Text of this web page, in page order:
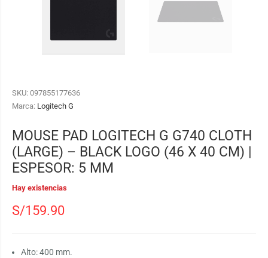
SKU: 097855177636
Marca: Logitech G
MOUSE PAD LOGITECH G G740 CLOTH
(LARGE) – BLACK LOGO (46 X 40 CM) |
ESPESOR: 5 MM
Hay existencias
S/159.90
Alto: 400 mm.